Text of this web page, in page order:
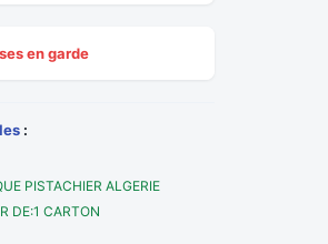
en garde
:
PISTACHIER ALGERIE
DE:1 CARTON